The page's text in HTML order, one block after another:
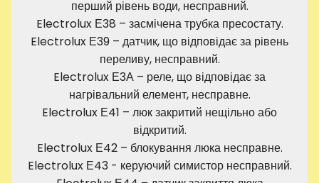
перший рівень води, несправний.
Electrolux Е38 – засмічена трубка пресостату.
Electrolux Е39 – датчик, що відповідає за рівень
переливу, несправний.
Electrolux Е3А – реле, що відповідає за
нагрівальний елемент, несправне.
Electrolux Е41 – люк закритий нещільно або
відкритий.
Electrolux Е42 – блокування люка несправне.
Electrolux Е43 - керуючий симистор несправний.